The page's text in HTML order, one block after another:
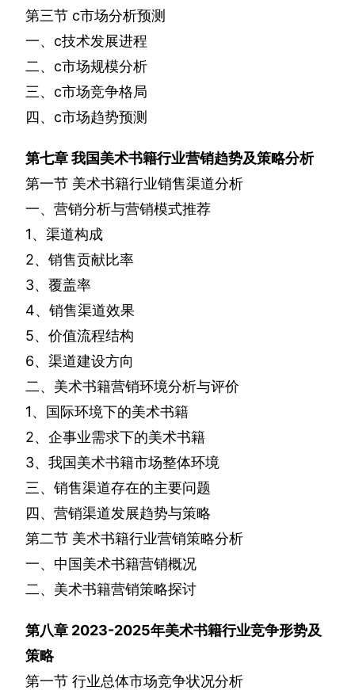
第三节 c市场分析预测
一、 c技术发展进程
二、 c市场规模分析
三、 c市场竞争格局
四、 c市场趋势预测
第七章我国美术书籍行业营销趋势及策略分析
第一节 美术书籍行业销售渠道分析
一、营销分析与营销模式推荐
1、渠道构成
2、销售贡献比率
3、覆盖率
4、销售渠道效果
5、价值流程结构
6、渠道建设方向
二、美术书籍营销环境分析与评价
1、国际环境下的美术书籍
2、企事业需求下的美术书籍
3、我国美术书籍市场整体环境
三、销售渠道存在的主要问题
四、营销渠道发展趋势与策略
第二节 美术书籍行业营销策略分析
一、中国美术书籍营销概况
二、美术书籍营销策略探讨
第八章 2023-2025年美术书籍行业竞争形势及
策略
第一节 行业总体市场竞争状况分析